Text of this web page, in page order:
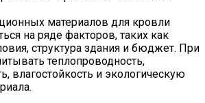
материалов для кровли
на ряде факторов, таких как
структура здания и бюджет. При
теплопроводность,
влагостойкость и экологическую